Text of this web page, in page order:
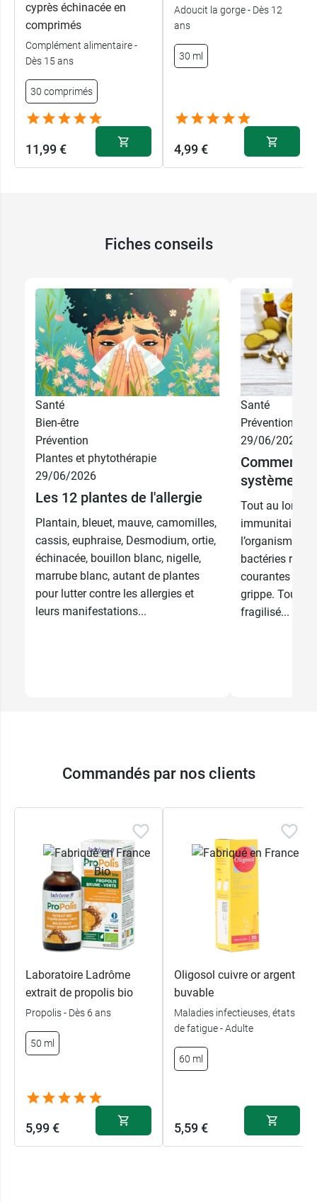
cyprès échinacée en
comprimés
Complément alimentaire -
Dès 15 ans
30 comprimés
11,99 €
Adoucit la gorge - Dès 12
ans
30 ml
4,99 €
Fiches conseils
Santé
Bien-être
Prévention
Plantes et phytothérapie
29/06/2026
Les 12 plantes de l'allergie
Plantain, bleuet, mauve, camomilles,
cassis, euphraise, Desmodium, ortie,
échinacée, bouillon blanc, nigelle,
marrube blanc, autant de plantes
pour lutter contre les allergies et
leurs manifestations...
Santé
Prévention
29/06/2026
Comment
système
Tout au long
immunitaire
l’organisme
bactéries
courantes
grippe.
fragilisé...
Commandés par nos clients
Laboratoire Ladrôme
extrait de propolis bio
Propolis - Dès 6 ans
50 ml
5,99 €
Oligosol cuivre or argent
buvable
Maladies infectieuses, états
de fatigue - Adulte
60 ml
5,59 €